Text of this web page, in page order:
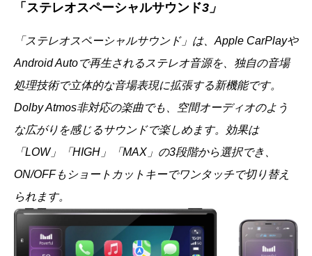
「ステレオスペーシャルサウンド3」
「ステレオスペーシャルサウンド」は、Apple CarPlayや
Android Autoで再生されるステレオ音源を、独自の音場
処理技術で立体的な音場表現に拡張する新機能です。
Dolby Atmos非対応の楽曲でも、空間オーディオのよう
な広がりを感じるサウンドで楽しめます。効果は
「LOW」「HIGH」「MAX」の3段階から選択でき、
ON/OFFもショートカットキーでワンタッチで切り替え
られます。